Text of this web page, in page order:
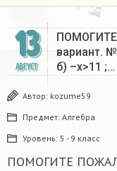
13
АВГУСТ
вариант.
б) –x>11 ;…
Автор: kozume59
Предмет: Алгебра
Уровень: 5 - 9 класс
ПОМОГИТЕ